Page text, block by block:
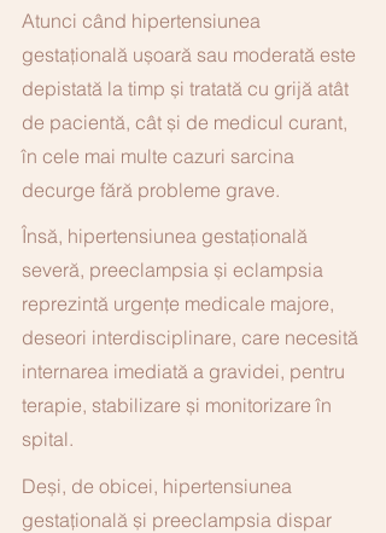
Atunci când hipertensiunea
gestațională ușoară sau moderată este
depistată la timp și tratată cu grijă atât
de pacientă, cât și de medicul curant,
în cele mai multe cazuri sarcina
decurge fără probleme grave.
Însă, hipertensiunea gestațională
severă, preeclampsia și eclampsia
reprezintă urgențe medicale majore,
deseori interdisciplinare, care necesită
internarea imediată a gravidei, pentru
terapie, stabilizare și monitorizare în
spital.
Deși, de obicei, hipertensiunea
gestațională și preeclampsia dispar